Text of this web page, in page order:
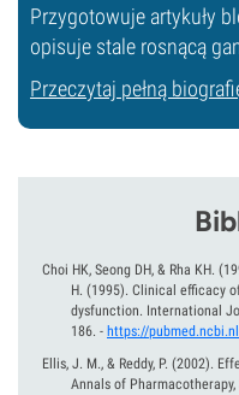
Przygotowuje artykuły
opisuje stale rosnącą
Przeczytaj pełną
Choi HK, Seong DH, & Rha KH.
H. (1995). Clinical efficacy
dysfunction. International
186. - https://
Ellis, J. M., & Reddy, P. (2002).
Annals of